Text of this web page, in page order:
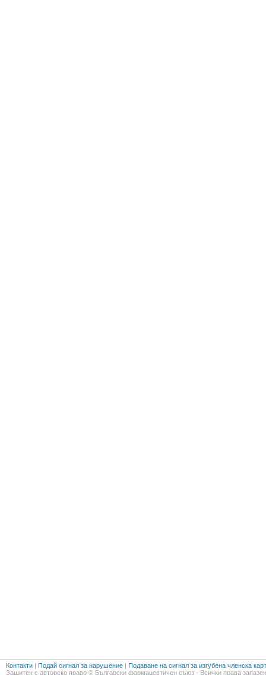
Контакти | Подай сигнал за нарушение | Подаване на сигнал за изгубена членска
Защитен с авторско право © Български фармацевтичен съюз - Всички права